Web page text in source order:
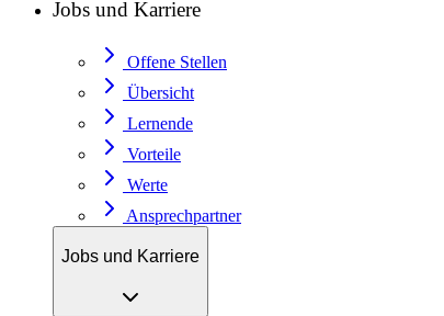
Jobs und Karriere
Offene Stellen
Übersicht
Lernende
Vorteile
Werte
Ansprechpartner
Jobs und Karriere